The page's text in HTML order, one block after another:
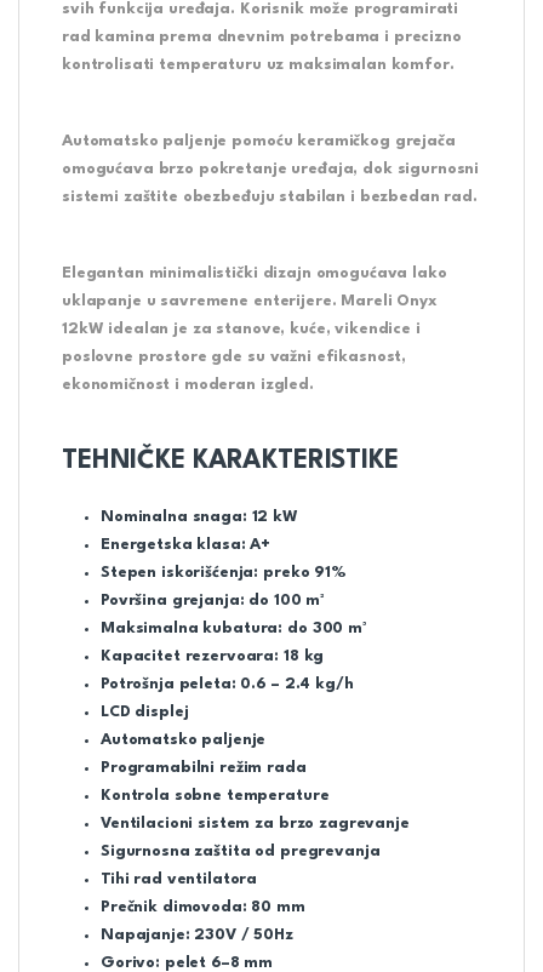
svih funkcija uređaja. Korisnik može programirati
rad kamina prema dnevnim potrebama i precizno
kontrolisati temperaturu uz maksimalan komfor.
Automatsko paljenje pomoću keramičkog grejača
omogućava brzo pokretanje uređaja, dok sigurnosni
sistemi zaštite obezbeđuju stabilan i bezbedan rad.
Elegantan minimalistički dizajn omogućava lako
uklapanje u savremene enterijere. Mareli Onyx
12kW idealan je za stanove, kuće, vikendice i
poslovne prostore gde su važni efikasnost,
ekonomičnost i moderan izgled.
TEHNIČKE KARAKTERISTIKE
Nominalna snaga: 12 kW
Energetska klasa: A+
Stepen iskorišćenja: preko 91%
Površina grejanja: do 100 m²
Maksimalna kubatura: do 300 m³
Kapacitet rezervoara: 18 kg
Potrošnja peleta: 0.6 – 2.4 kg/h
LCD displej
Automatsko paljenje
Programabilni režim rada
Kontrola sobne temperature
Ventilacioni sistem za brzo zagrevanje
Sigurnosna zaštita od pregrevanja
Tihi rad ventilatora
Prečnik dimovoda: 80 mm
Napajanje: 230V / 50Hz
Gorivo: pelet 6–8 mm